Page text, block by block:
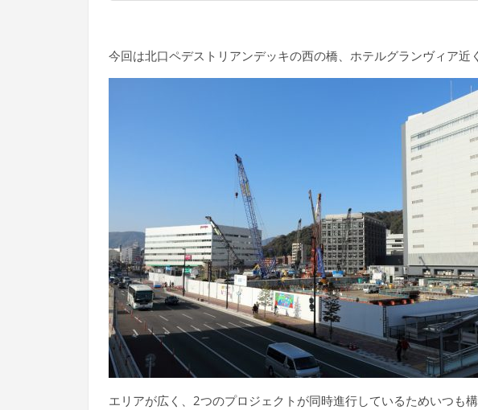
今回は北口ペデストリアンデッキの西の橋、ホテルグランヴィア近
エリアが広く、2つのプロジェクトが同時進行しているためいつも構